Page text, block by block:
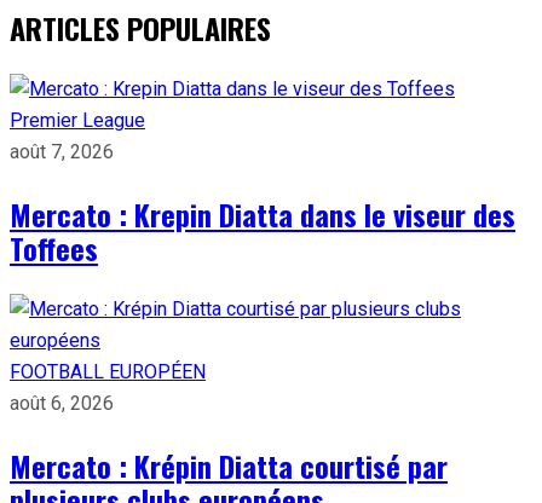
ARTICLES POPULAIRES
Premier League
août 7, 2026
Mercato : Krepin Diatta dans le viseur des
Toffees
FOOTBALL EUROPÉEN
août 6, 2026
Mercato : Krépin Diatta courtisé par